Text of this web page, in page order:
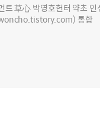
트 草心 박영호헌터 약초
통합